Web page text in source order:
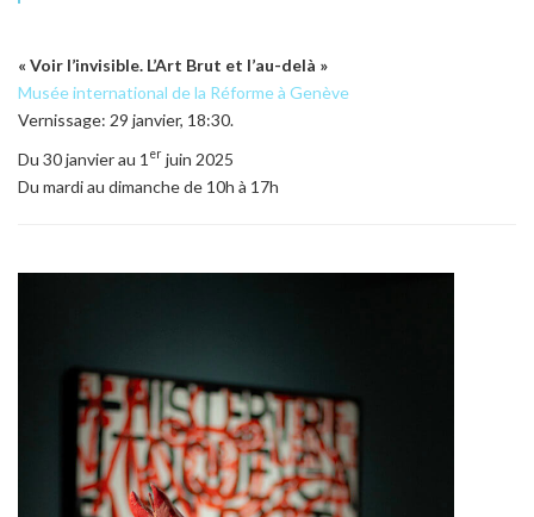
« Voir l’invisible. L’Art Brut et l’au-delà »
Musée international de la Réforme à Genève
Vernissage: 29 janvier, 18:30.
Du 30 janvier au 1 er juin 2025
Du mardi au dimanche de 10h à 17h